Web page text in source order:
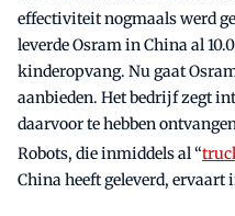
effectiviteit nogmaals werd
leverde Osram in China al
kinderopvang. Nu gaat
aanbieden. Het bedrijf zegt
daarvoor te hebben
Robots, die inmiddels al “
China heeft geleverd, ervaart